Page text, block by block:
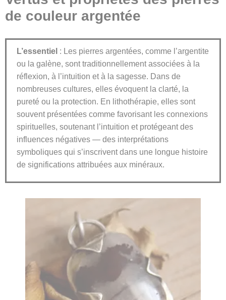
de couleur argentée
L’essentiel : Les pierres argentées, comme l’argentite
ou la galène, sont traditionnellement associées à la
réflexion, à l’intuition et à la sagesse. Dans de
nombreuses cultures, elles évoquent la clarté, la
pureté ou la protection. En lithothérapie, elles sont
souvent présentées comme favorisant les connexions
spirituelles, soutenant l’intuition et protégeant des
influences négatives — des interprétations
symboliques qui s’inscrivent dans une longue histoire
de significations attribuées aux minéraux.